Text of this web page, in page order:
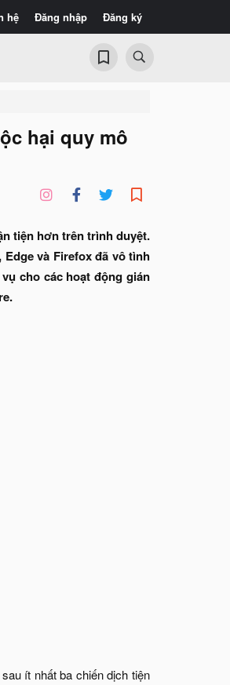
hệ Đăng nhập Đăng ký
hại quy mô
tiện hơn trên trình duyệt.
và Firefox đã vô tình
cho các hoạt động gián
ít nhất ba chiến dịch tiện